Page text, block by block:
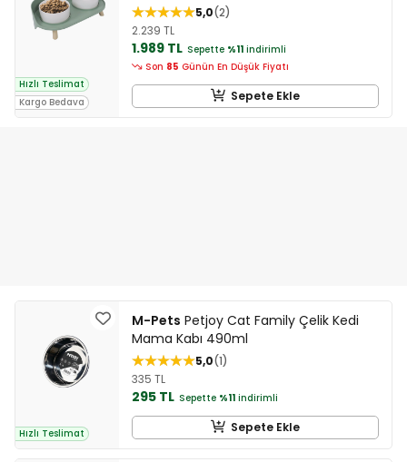
Hızlı Teslimat
Kargo Bedava
5,0 2
2.239 TL
1.989 TL Sepette %11 indirimli
Son 85 Günün En Düşük Fiyatı
Sepete Ekle
Hızlı Teslimat
M-Pets Petjoy Cat Family Çelik Kedi
Mama Kabı 490ml
5,0 1
335 TL
295 TL Sepette %11 indirimli
Sepete Ekle